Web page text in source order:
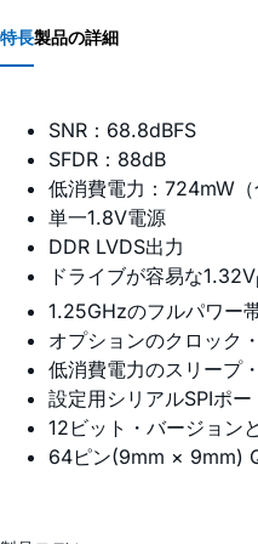
特長製品の詳細
SNR：68.8dBFS
SFDR：88dB
低消費電力：724mW（
単一1.8V電源
DDR LVDS出力
ドライブが容易な1.32V
1.25GHzのフルパワー
オプションのクロック
低消費電力のスリープ
設定用シリアルSPIポー
12ビット・バージョン
64ピン(9mm × 9mm)